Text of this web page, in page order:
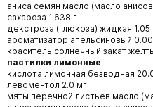
аниса семян масло (масло
сахароза 1.638 г
декстроза (глюкоза) жидкая 1.05
ароматизатор апельсиновый
краситель солнечный закат
пастилки лимонные
кислота лимонная безводная
левоментол 2.0 мг
мяты перечной листьев масло